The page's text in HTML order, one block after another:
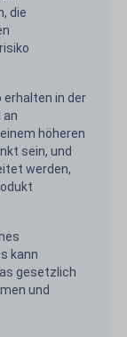
die
erhalten in der
an
höheren
sein, und
werden,
kann
gesetzlich
und